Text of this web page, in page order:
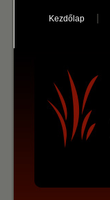
Kezdőlap